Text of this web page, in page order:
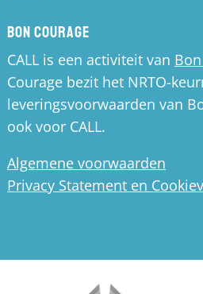
Bon Courage
CALL is een activiteit van
Courage bezit het NRTO-
leveringsvoorwaarden van
ook voor CALL.
Algemene voorwaarden
Privacy Statement en